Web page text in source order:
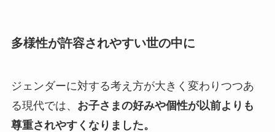
多様性が許容されやすい世の中に
ジェンダーに対する考え方が大きく変わりつつあ
る現代では、 お子さまの好みや個性が以前よりも
尊重されやすくなりました。